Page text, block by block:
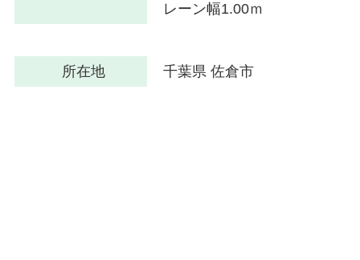
レーン幅1.00ｍ
所在地 千葉県 佐倉市